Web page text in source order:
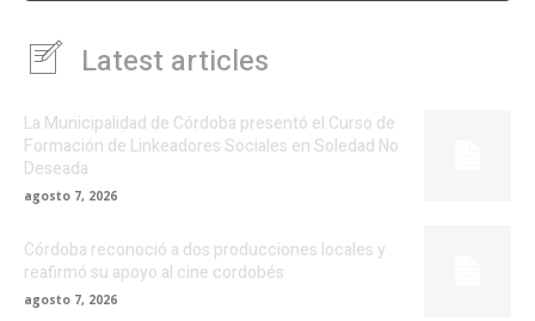
Latest articles
La Municipalidad de Córdoba presentó el Curso de
Formación de Linkeadores Sociales en Soledad No
Deseada
agosto 7, 2026
Córdoba reconoció a dos producciones locales y
reafirmó su apoyo al cine cordobés
agosto 7, 2026